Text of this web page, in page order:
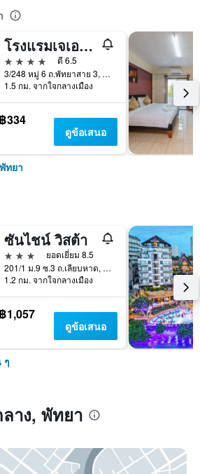
โรงแรมเจเอวิลล่า
4 ดาว
ดี 6.5
3/248 หมู่ 6 ถ.พัทยาสาย 3, พัทยา, ประเทศไทย
1.5 กม. จากใจกลางเมือง
฿334
ดูข้อเสนอ
ทยา
ซันไชน์ วิสต้า
3 ดาว
ยอดเยี่ยม 8.5
201/1 ม.9 ซ.3 ถ.เลียบหาด, พัทยา, ประเทศไทย
1.2 กม. จากใจกลางเมือง
฿1,057
ดูข้อเสนอ
ๆ
าง, พัทยา